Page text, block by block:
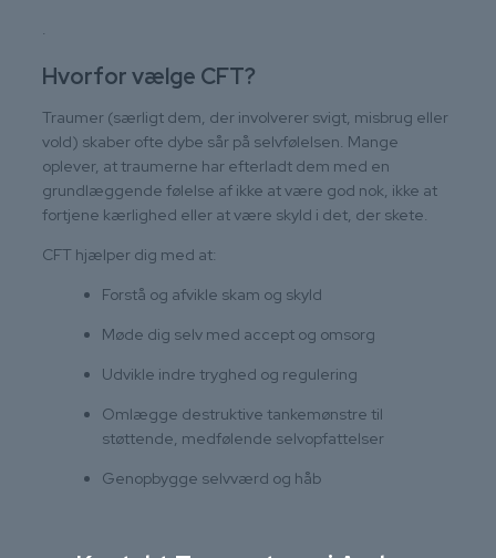
.
Hvorfor vælge CFT?
Traumer (særligt dem, der involverer svigt, misbrug eller
vold) skaber ofte dybe sår på selvfølelsen. Mange
oplever, at traumerne har efterladt dem med en
grundlæggende følelse af ikke at være god nok, ikke at
fortjene kærlighed eller at være skyld i det, der skete.
CFT hjælper dig med at:
Forstå og afvikle skam og skyld
Møde dig selv med accept og omsorg
Udvikle indre tryghed og regulering
Omlægge destruktive tankemønstre til
støttende, medfølende selvopfattelser
Genopbygge selvværd og håb